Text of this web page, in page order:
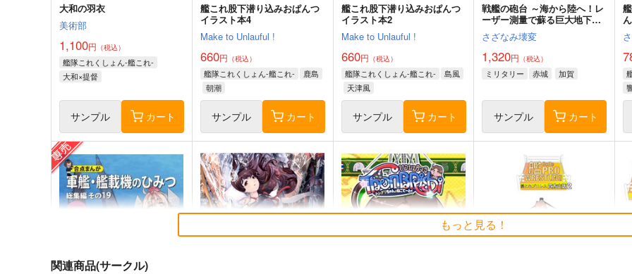
大和の羽衣
美術部
1,100円 （税込）
艦隊これくしょん-艦これ-
大和×提督
サンプル カート
艦これ股下潜り込みおぱんつ
イラスト本4
Make to Unlauful !
660円 （税込）
艦隊これくしょん-艦これ-
鹿島
朝潮
サンプル カート
艦これ股下潜り込みおぱんつ
イラスト本2
Make to Unlauful !
660円 （税込）
艦隊これくしょん-艦これ-
島風
天津風
サンプル カート
戦艦の砲台 ～海から陸へ！レ
ーザー測量で蘇る巨大地下空
間・壱岐要塞の全貌
さざなみ壊変
1,320円 （税込）
ミリタリー 赤城 加賀
サンプル カート
もっと見る！
関連商品(サークル)